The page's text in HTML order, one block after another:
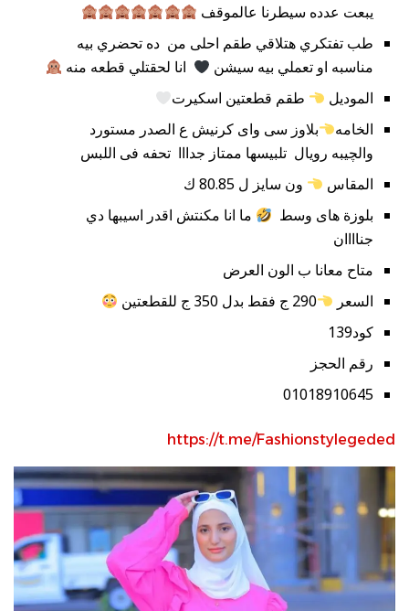
يبعت عدده سيطرنا عالموقف
طب تفتكري هتلاقي طقم احلى من ده تحضري بيه
مناسبه او تعملي بيه سيشن
انا لحقتلي قطعه منه
الموديل
طقم قطعتين اسكيرت
الخامه
بلاوز سى واى كرنيش ع الصدر مستورد
والچيبه رويال تلبيسها ممتاز جدااا تحفه فى اللبس
المقاس
ون سايز ل 80.85 ك
بلوزة هاى وسط
ما انا مكنتش اقدر اسيبها دي
جناااان
متاح معانا ب الون العرض
السعر
290 ج فقط بدل 350 ج للقطعتين
كود139
رقم الحجز
01018910645
https://t.me/Fashionstylegeded